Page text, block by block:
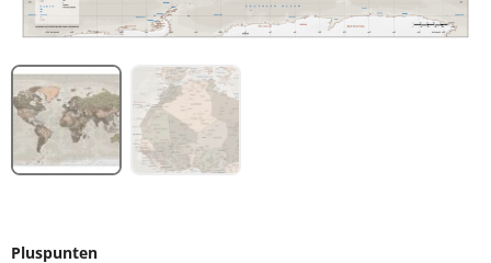
Pluspunten